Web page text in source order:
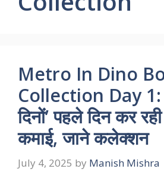
Metro In Dino
Collection Day 1:
दिनों’ पहले दिन कर
कमाई, जाने कलेक्शन
July 4, 2025 by Manish Mishra